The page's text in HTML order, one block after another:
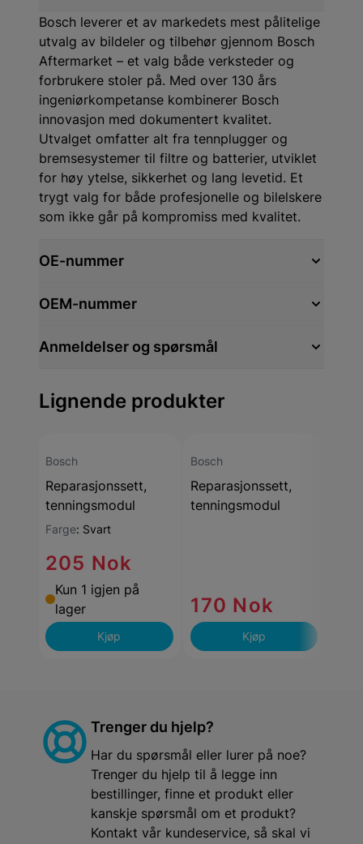
Bosch leverer et av markedets mest pålitelige
utvalg av bildeler og tilbehør gjennom Bosch
Aftermarket – et valg både verksteder og
forbrukere stoler på. Med over 130 års
ingeniørkompetanse kombinerer Bosch
innovasjon med dokumentert kvalitet.
Utvalget omfatter alt fra tennplugger og
bremsesystemer til filtre og batterier, utviklet
for høy ytelse, sikkerhet og lang levetid. Et
trygt valg for både profesjonelle og bilelskere
som ikke går på kompromiss med kvalitet.
OE-nummer
OEM-nummer
Anmeldelser og spørsmål
Lignende produkter
Bosch
Reparasjonssett,
tenningsmodul
Farge: Svart
205 Nok
Kun 1 igjen på
lager
Kjøp
Bosch
Reparasjonssett,
tenningsmodul
170 Nok
Kjøp
Trenger du hjelp?
Har du spørsmål eller lurer på noe?
Trenger du hjelp til å legge inn
bestillinger, finne et produkt eller
kanskje spørsmål om et produkt?
Kontakt vår kundeservice, så skal vi